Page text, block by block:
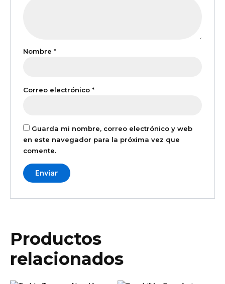
Nombre*
Correo electrónico*
Guarda mi nombre, correo electrónico y web
en este navegador para la próxima vez que
comente.
Productos
relacionados